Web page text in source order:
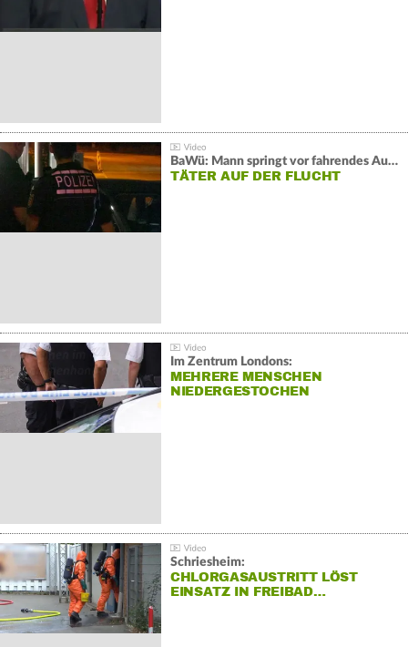
BaWü: Mann springt vor fahrendes Auto und schießt
TÄTER AUF DER FLUCHT
Im Zentrum Londons:
MEHRERE MENSCHEN
NIEDERGESTOCHEN
Schriesheim:
CHLORGASAUSTRITT LÖST
EINSATZ IN FREIBAD…